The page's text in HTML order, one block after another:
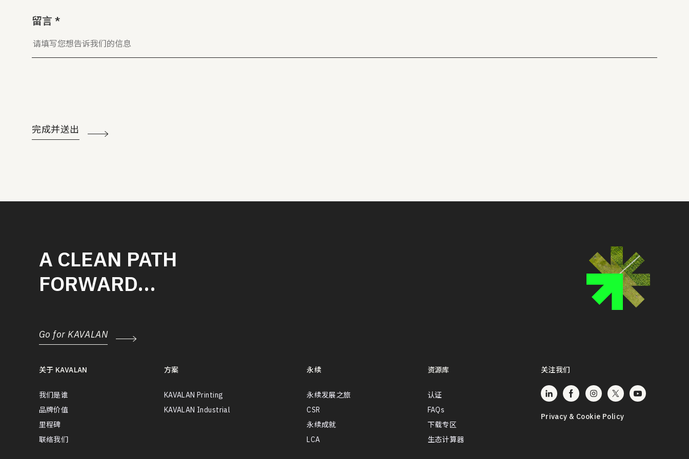
留言 *
完成并送出
A CLEAN PATH
FORWARD…
Go for KAVALAN
关于 KAVALAN
我们是谁
品牌价值
里程碑
联络我们
方案
KAVALAN Printing
KAVALAN Industrial
永续
永续发展之旅
CSR
永续成就
LCA
资源库
认证
FAQs
下载专区
生态计算器
关注我们
Privacy & Cookie Policy